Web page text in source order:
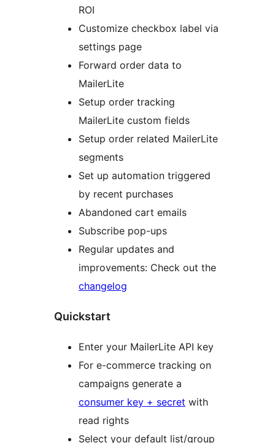
ROI
Customize checkbox label via
settings page
Forward order data to
MailerLite
Setup order tracking
MailerLite custom fields
Setup order related MailerLite
segments
Set up automation triggered
by recent purchases
Abandoned cart emails
Subscribe pop-ups
Regular updates and
improvements: Check out the
changelog
Quickstart
Enter your MailerLite API key
For e-commerce tracking on
campaigns generate a
consumer key + secret with
read rights
Select your default list/group